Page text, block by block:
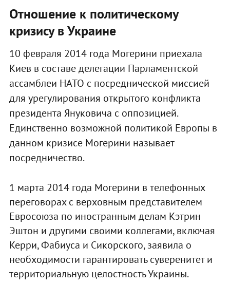
Отношение к политическому
кризису в Украине
10 февраля 2014 года Могерини приехала
Киев в составе делегации Парламентской
ассамблеи НАТО с посреднической миссией
для урегулирования открытого конфликта
президента Януковича с оппозицией.
Единственно возможной политикой Европы в
данном кризисе Могерини называет
посредничество.
1 марта 2014 года Могерини в телефонных
переговорах с верховным представителем
Евросоюза по иностранным делам Кэтрин
Эштон и другими своими коллегами, включая
Керри, Фабиуса и Сикорского, заявила о
необходимости гарантировать суверенитет и
территориальную целостность Украины.